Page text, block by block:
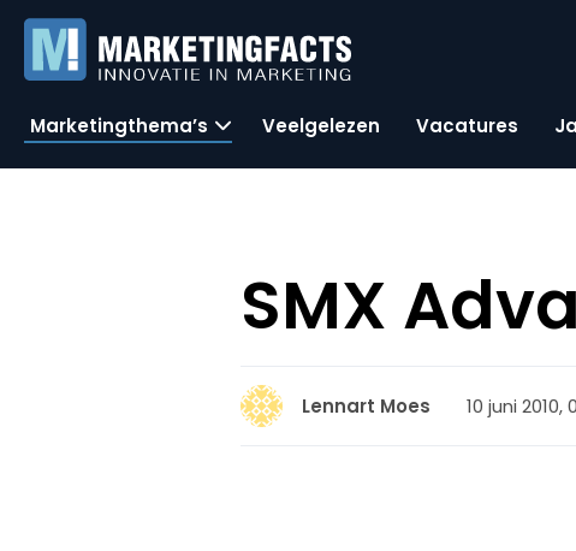
Marketingthema’s Veelgelezen Vacatures
SMX
Lennart Moes 10 juni 2010,